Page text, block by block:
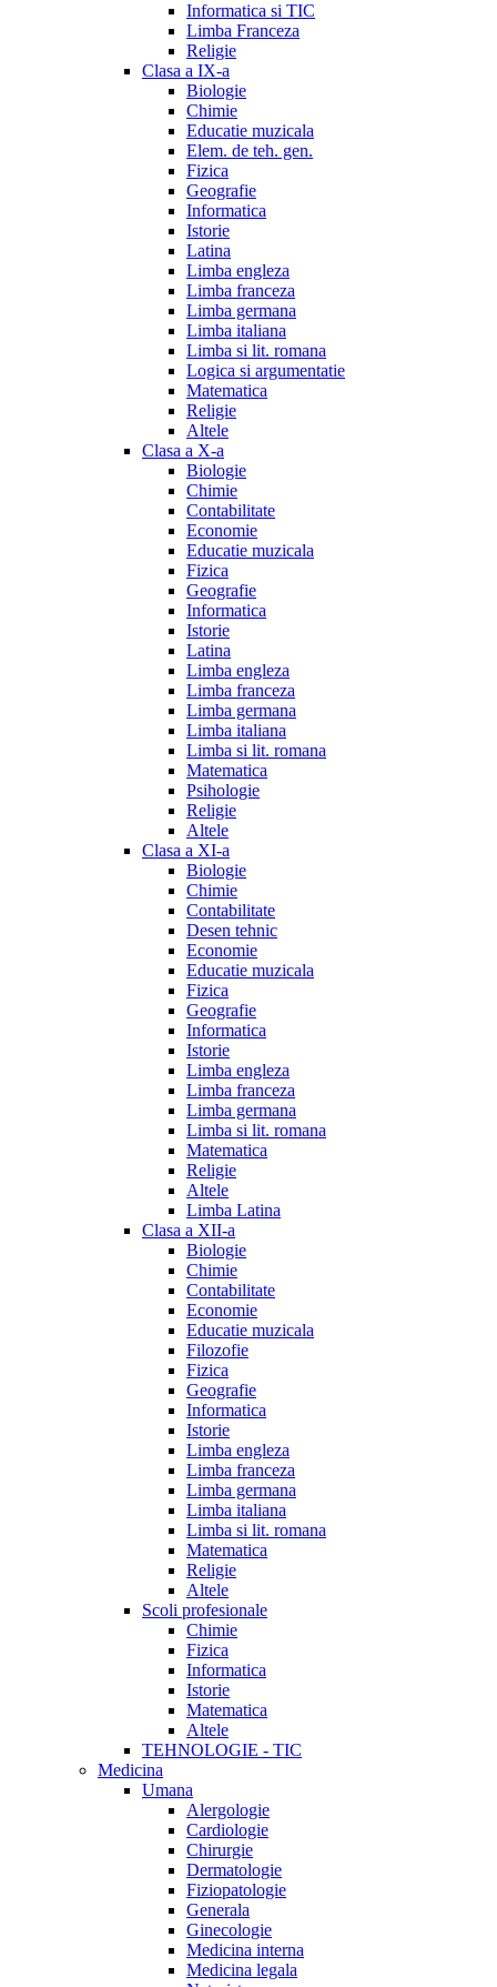
Informatica si TIC
Limba Franceza
Religie
Clasa a IX-a
Biologie
Chimie
Educatie muzicala
Elem. de teh. gen.
Fizica
Geografie
Informatica
Istorie
Latina
Limba engleza
Limba franceza
Limba germana
Limba italiana
Limba si lit. romana
Logica si argumentatie
Matematica
Religie
Altele
Clasa a X-a
Biologie
Chimie
Contabilitate
Economie
Educatie muzicala
Fizica
Geografie
Informatica
Istorie
Latina
Limba engleza
Limba franceza
Limba germana
Limba italiana
Limba si lit. romana
Matematica
Psihologie
Religie
Altele
Clasa a XI-a
Biologie
Chimie
Contabilitate
Desen tehnic
Economie
Educatie muzicala
Fizica
Geografie
Informatica
Istorie
Limba engleza
Limba franceza
Limba germana
Limba si lit. romana
Matematica
Religie
Altele
Limba Latina
Clasa a XII-a
Biologie
Chimie
Contabilitate
Economie
Educatie muzicala
Filozofie
Fizica
Geografie
Informatica
Istorie
Limba engleza
Limba franceza
Limba germana
Limba italiana
Limba si lit. romana
Matematica
Religie
Altele
Scoli profesionale
Chimie
Fizica
Informatica
Istorie
Matematica
Altele
TEHNOLOGIE - TIC
Medicina
Umana
Alergologie
Cardiologie
Chirurgie
Dermatologie
Fiziopatologie
Generala
Ginecologie
Medicina interna
Medicina legala